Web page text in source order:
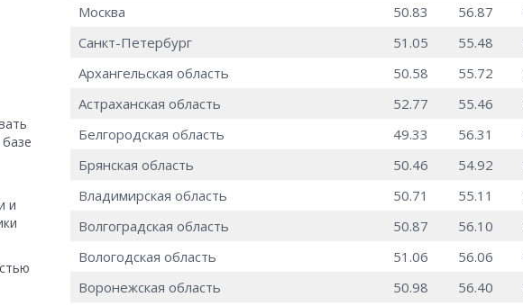
и
Москва
50.83 56.87
Санкт-Петербург
51.05 55.48
Архангельская область
50.58 55.72
Астраханская область
52.77 55.46
Белгородская область
49.33 56.31
Брянская область
50.46 54.92
Владимирская область
50.71 55.11
Волгоградская область
50.87 56.10
Вологодская область
51.06 56.06
Воронежская область
50.98 56.40